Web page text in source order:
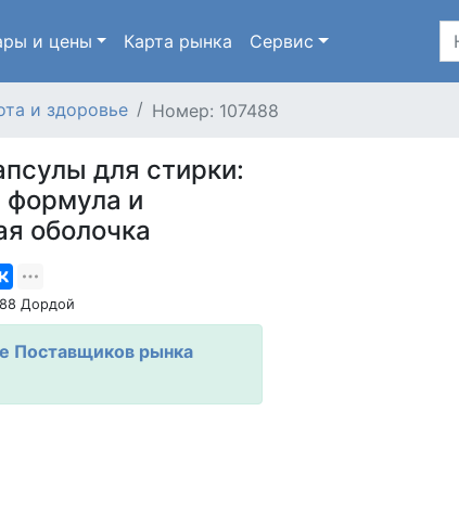
и цены Карта рынка Сервис
и здоровье Номер: 107488
для стирки:
формула и
оболочка
Дордой
Поставщиков рынка